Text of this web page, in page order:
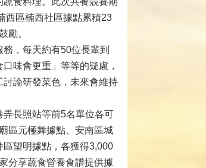
西區楠西社區據點累積23
勵。
，每天約有50位長輩到
味會更重」等等的疑慮，
論研發菜色，未來會維持
長照站等前5名單位各可
區元極舞據點、安南區城
望明據點，各獲得3,000
分享蔬食營養食譜提供據